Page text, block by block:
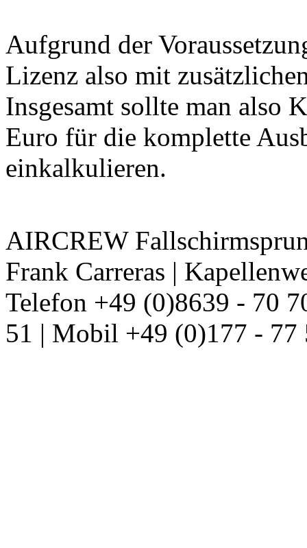
Aufgrund der
Lizenz also mit
Insgesamt sollte man also
Euro für die komplette
einkalkulieren.
AIRCREW
Frank Carreras |
Telefon +49 (0)8639 - 70
51 | Mobil +49 (0)177 -